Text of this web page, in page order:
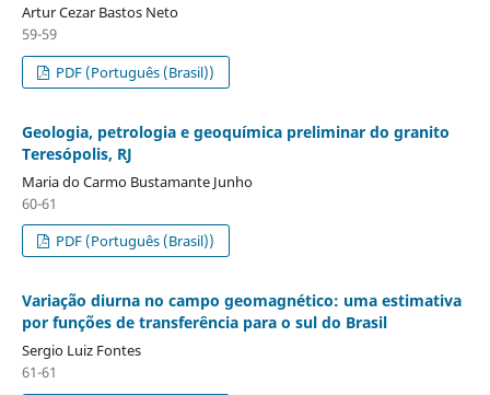
Artur Cezar Bastos Neto
59-59
PDF (Português (Brasil))
Geologia, petrologia e geoquímica preliminar do granito
Teresópolis, RJ
Maria do Carmo Bustamante Junho
60-61
PDF (Português (Brasil))
Variação diurna no campo geomagnético: uma estimativa
por funções de transferência para o sul do Brasil
Sergio Luiz Fontes
61-61